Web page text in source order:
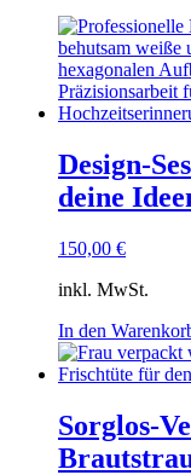
Design-
deine
150,00 €
inkl. MwSt.
In den
Sorglos-